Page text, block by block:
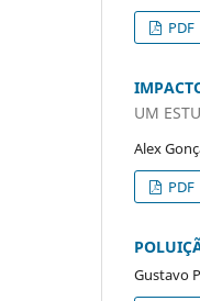
PDF
UM
Alex
PDF
Gustavo